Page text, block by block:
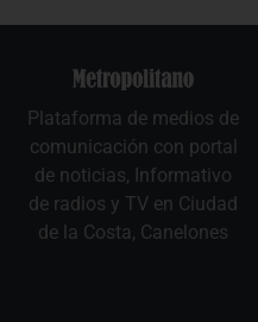
Plataforma de medios de
comunicación con portal
de noticias, Informativo
de radios y TV en Ciudad
de la Costa, Canelones